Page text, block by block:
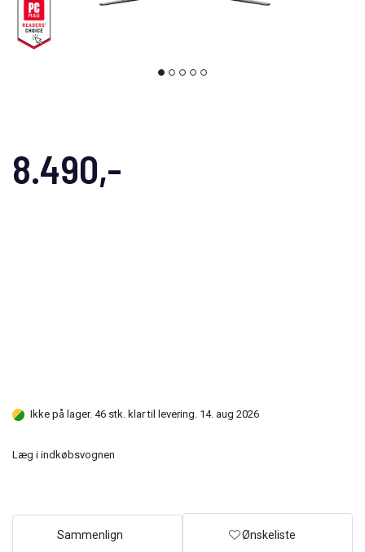
8.490,-
Ikke på lager. 46 stk. klar til levering. 14. aug 2026
Læg i indkøbsvognen
Sammenlign Ønskeliste